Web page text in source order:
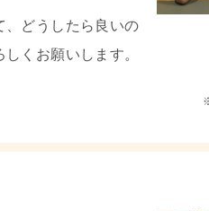
、どうしたら良いの
くお願いします。